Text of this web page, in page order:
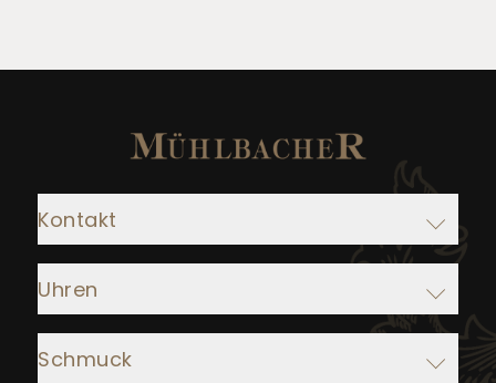
Kontakt
Juwelier Mühlbacher
93047 Regensburg
Uhren
IWC Schaffhausen
Schmuck